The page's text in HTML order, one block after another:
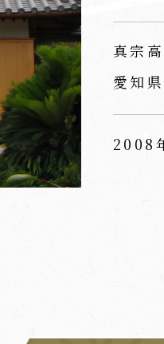
真宗
愛知
2008